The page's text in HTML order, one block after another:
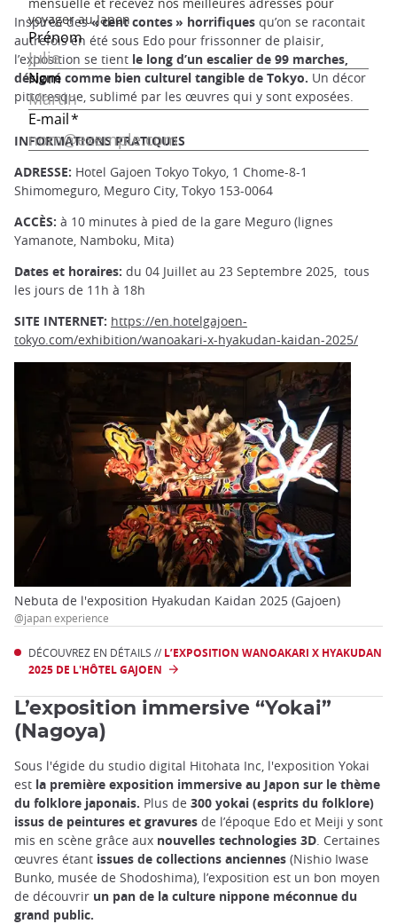
Inspirée des« cent contes » horrifiques qu’on se racontait
autrefois en été sous Edo pour frissonner de plaisir,
l’exposition se tient le long d’un escalier de 99 marches,
désigné comme bien culturel tangible de Tokyo. Un décor
pittoresque, sublimé par les œuvres qui y sont exposées.
INFORMATIONS PRATIQUES
ADRESSE: Hotel Gajoen Tokyo Tokyo, 1 Chome-8-1
Shimomeguro, Meguro City, Tokyo 153-0064
ACCÈS: à 10 minutes à pied de la gare Meguro (lignes
Yamanote, Namboku, Mita)
Dates et horaires: du 04 Juillet au 23 Septembre 2025, tous
les jours de 11h à 18h
SITE INTERNET: https://en.hotelgajoen-
tokyo.com/exhibition/wanoakari-x-hyakudan-kaidan-2025/
Nebuta de l'exposition Hyakudan Kaidan 2025 (Gajoen)
@japan experience
DÉCOUVREZ EN DÉTAILS // L’EXPOSITION WANOAKARI X HYAKUDAN
2025 DE L'HÔTEL GAJOEN
L’exposition immersive “Yokai”
( Nagoya)
Sous l'égide du studio digital Hitohata Inc, l'exposition Yokai
est la première exposition immersive au Japon sur le thème
du folklore japonais. Plus de 300 yokai (esprits du folklore)
issus de peintures et gravures de l’époque Edo et Meiji y sont
mis en scène grâce aux nouvelles technologies 3D . Certaines
œuvres étant issues de collections anciennes (Nishio Iwase
Bunko, musée de Shodoshima), l’exposition est un bon moyen
de découvrir un pan de la culture nippone méconnue du
grand public.